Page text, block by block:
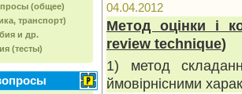
(общее)
транспорт)
и др.
(тесты)
04.04.2012
Метод оцінки і
review technique)
1) метод
ймовірнісними